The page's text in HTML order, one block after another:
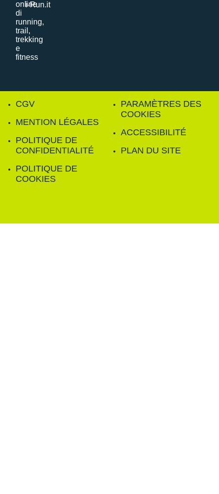
i-Run.it
CGV
MENTION LÉGALES
POLITIQUE DE
CONFIDENTIALITÉ
POLITIQUE DE
COOKIES
PARAMÈTRES DES
COOKIES
ACCESSIBILITÉ
PLAN DU SITE